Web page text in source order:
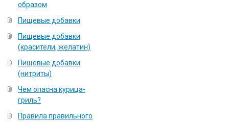
образом
Пищевые добавки
Пищевые добавки
(красители, желатин)
Пищевые добавки
(нитриты)
Чем опасна курица-
гриль?
Правила правильного